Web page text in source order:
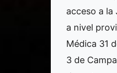
acceso a
a nivel
Médica 31
3 de